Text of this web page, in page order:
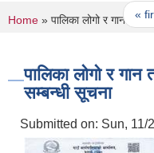
« first
You are here
Home » पालिका लोगो र गान तयार
पालिका लोगो र गान
सम्बन्धी सूचना
Submitted on: Sun, 11/